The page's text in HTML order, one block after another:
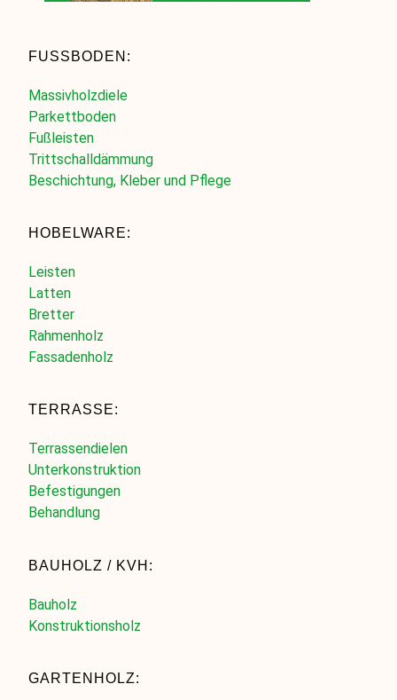
FUSSBODEN:
Massivholzdiele
Parkettboden
Fußleisten
Trittschalldämmung
Beschichtung, Kleber und Pflege
HOBELWARE:
Leisten
Latten
Bretter
Rahmenholz
Fassadenholz
TERRASSE:
Terrassendielen
Unterkonstruktion
Befestigungen
Behandlung
BAUHOLZ / KVH:
Bauholz
Konstruktionsholz
GARTENHOLZ: